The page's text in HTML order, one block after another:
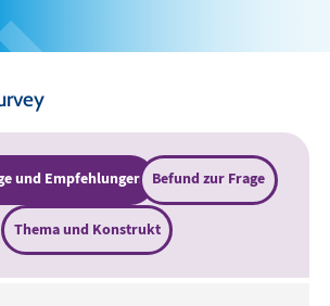
und Empfehlungen Befund zur Frage
Thema und Konstrukt